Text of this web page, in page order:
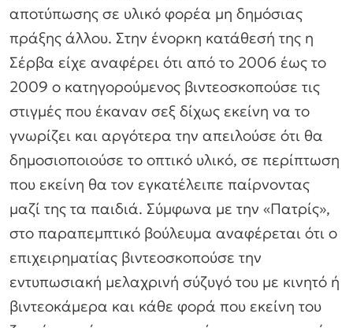
αποτύπωσης σε υλικό φορέα μη δημόσιας
πράξης άλλου. Στην ένορκη κατάθεσή της η
Σέρβα είχε αναφέρει ότι από το 2006 έως το
2009 ο κατηγορούμενος βιντεοσκοπούσε τις
στιγμές που έκαναν σεξ δίχως εκείνη να το
γνωρίζει και αργότερα την απειλούσε ότι θα
δημοσιοποιούσε το οπτικό υλικό, σε περίπτωση
που εκείνη θα τον εγκατέλειπε παίρνοντας
μαζί της τα παιδιά. Σύμφωνα με την «Πατρίς»,
στο παραπεμπτικό βούλευμα αναφέρεται ότι ο
επιχειρηματίας βιντεοσκοπούσε την
εντυπωσιακή μελαχρινή σύζυγό του με κινητό ή
βιντεοκάμερα και κάθε φορά που εκείνη του